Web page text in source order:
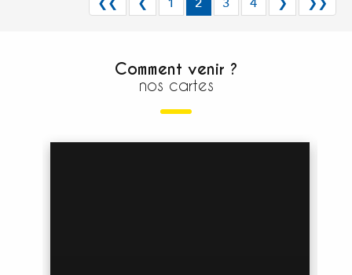
Comment venir ?
nos cartes